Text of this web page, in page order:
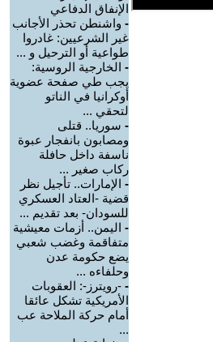
الإنفاق الدفاعي
- واشنطن تحذر الأجانب
غير الشرعيين: غادروا
طواعية أو الترحيل و ...
- الخارجية الروسية:
يجب طي صفحة عضوية
أوكرانيا في الناتو
لتحقي ...
- سوريا.. قتلى
ومصابون بانفجار عبوة
ناسفة داخل حافلة
ركاب صغير ...
- الإمارات.. تأجيل نظر
قضية -العتاد العسكري
للسودان- بعد تقديم ...
- اليمن.. أزمات معيشية
متفاقمة وغضب شعبي
يضع حكومة عدن
وحلفاءه ...
- -رويترز-: العقوبات
الأمريكية تشكل عائقا
أمام حركة الملاحة عب
...